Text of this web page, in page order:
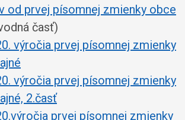
od prvej písomnej zmienky obce
časť)
výročia prvej písomnej zmienky
výročia prvej písomnej zmienky
2.časť
prvej písomnej zmienky